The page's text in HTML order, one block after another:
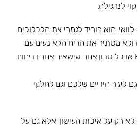
הוא מוריד לגמרי את הלכלוכים
ולא מסתיר את הריח הלא נעים עם
בישום כמו שיעשה Fairy או כל סבון אחר שישאיר אחריו ניחוח
לעור הידיים שלכם וגם לחלקי
לא רק על איכות העישון, אלא גם על